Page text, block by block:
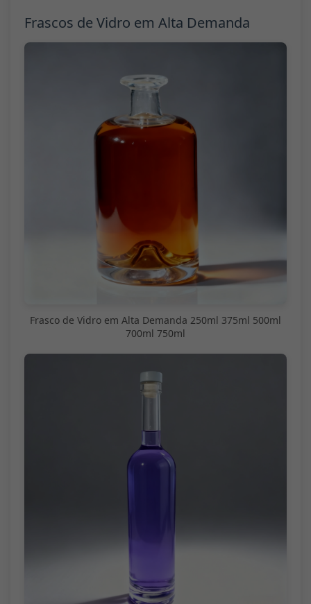
Frascos de Vidro em Alta Demanda
Frasco de Vidro em Alta Demanda 250ml 375ml 500ml
700ml 750ml